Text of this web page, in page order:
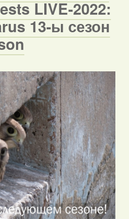
LIVE-2022:
13-ы сезон